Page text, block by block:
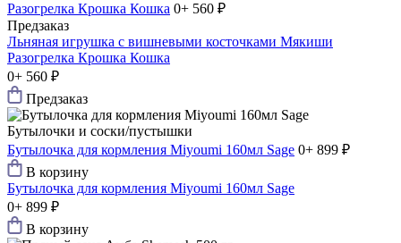
Разогрелка Крошка Кошка 0+ 560 ₽
Предзаказ
Льняная игрушка с вишневыми косточками Мякиши
Разогрелка Крошка Кошка
0+ 560 ₽
Предзаказ
Бутылочки и соски/пустышки
Бутылочка для кормления Miyoumi 160мл Sage 0+ 899 ₽
В корзину
Бутылочка для кормления Miyoumi 160мл Sage
0+ 899 ₽
В корзину